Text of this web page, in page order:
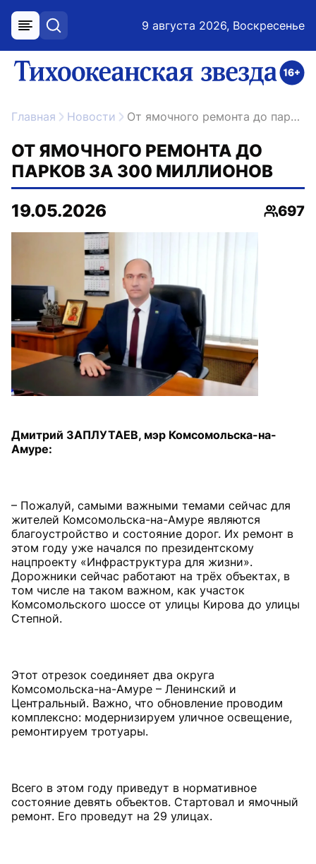
меню поиск 9 августа 2026, Воскресенье
ссылка на главную
Главная Новости От ямочного ремонта до парков за 300 миллионов
ОТ ЯМОЧНОГО РЕМОНТА ДО
ПАРКОВ ЗА 300 МИЛЛИОНОВ
19.05.2026
697
Дмитрий ЗАПЛУТАЕВ, мэр Комсомольска-на-
Амуре:
– Пожалуй, самыми важными темами сейчас для
жителей Комсомольска-на-Амуре являются
благоустройство и состояние дорог. Их ремонт в
этом году уже начался по президентскому
нацпроекту «Инфраструктура для жизни».
Дорожники сейчас работают на трёх объектах, в
том числе на таком важном, как участок
Комсомольского шоссе от улицы Кирова до улицы
Степной.
Этот отрезок соединяет два округа
Комсомольска-на-Амуре – Ленинский и
Центральный. Важно, что обновление проводим
комплексно: модернизируем уличное освещение,
ремонтируем тротуары.
Всего в этом году приведут в нормативное
состояние девять объектов. Стартовал и ямочный
ремонт. Его проведут на 29 улицах.